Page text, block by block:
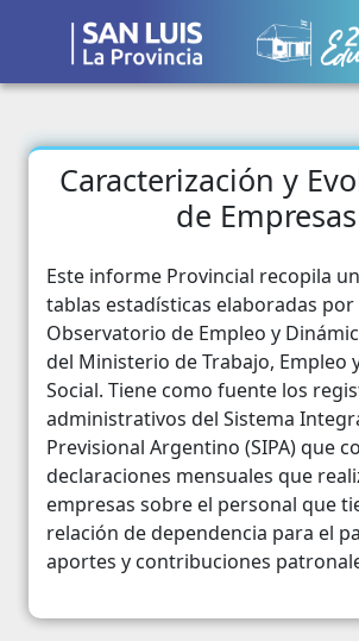
Caracterización y
de Empresas
Este informe Provincial recopila
tablas estadísticas elaboradas por
Observatorio de Empleo y
del Ministerio de Trabajo, Empleo
Social. Tiene como fuente los
administrativos del Sistema
Previsional Argentino (SIPA) que
declaraciones mensuales que
empresas sobre el personal que
relación de dependencia para el
aportes y contribuciones